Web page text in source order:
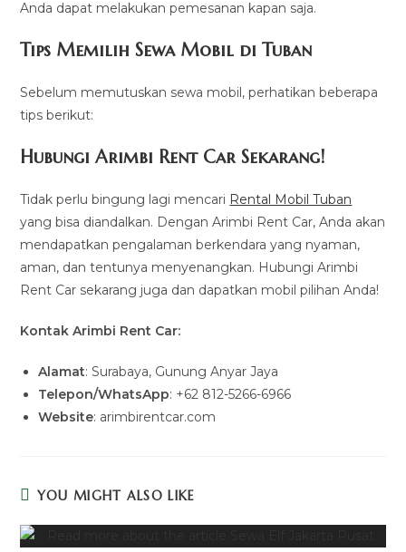
Anda dapat melakukan pemesanan kapan saja.
Tips Memilih Sewa Mobil di Tuban
Sebelum memutuskan sewa mobil, perhatikan beberapa
tips berikut:
Hubungi Arimbi Rent Car Sekarang!
Tidak perlu bingung lagi mencari Rental Mobil Tuban
yang bisa diandalkan. Dengan Arimbi Rent Car, Anda akan
mendapatkan pengalaman berkendara yang nyaman,
aman, dan tentunya menyenangkan. Hubungi Arimbi
Rent Car sekarang juga dan dapatkan mobil pilihan Anda!
Kontak Arimbi Rent Car:
Alamat: Surabaya, Gunung Anyar Jaya
Telepon/WhatsApp: +62 812-5266-6966
Website: arimbirentcar.com
YOU MIGHT ALSO LIKE